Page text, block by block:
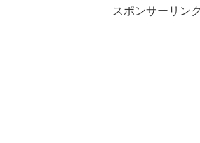
スポンサーリンク